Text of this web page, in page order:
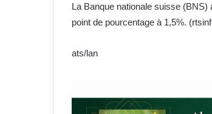
La Banque nationale suisse (BNS)
point de pourcentage à 1,5%.
ats/lan